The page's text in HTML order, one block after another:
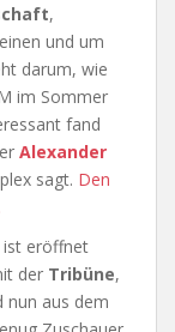
,
und um
darum, wie
im Sommer
fand
Alexander
sagt. Den
ist eröffnet
der Tribüne,
nun aus dem